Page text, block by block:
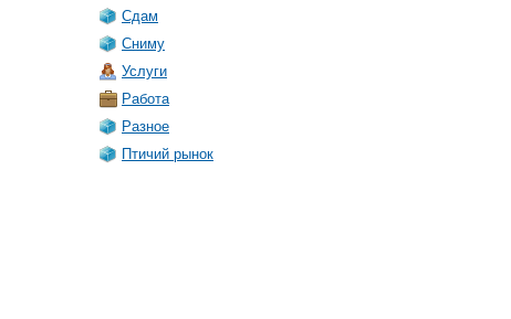
Сдам
Сниму
Услуги
Работа
Разное
Птичий рынок